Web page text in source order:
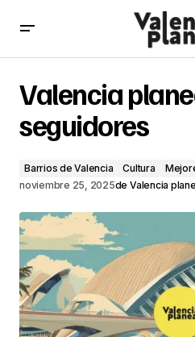
Valencia
seguidores
Barrios de Valencia Cultura
noviembre 25, 2025de Valencia